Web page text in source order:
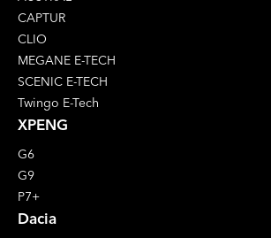
CAPTUR
CLIO
MEGANE E-TECH
SCENIC E-TECH
Twingo E-Tech
XPENG
G6
G9
P7+
Dacia